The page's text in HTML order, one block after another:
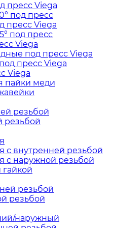
пресс Viega
под пресс
пресс Viega
под пресс
Viega
под пресс Viega
пресс Viega
Viega
пайки меди
резьбой
резьбой
с внутренней резьбой
с наружной резьбой
резьбой
резьбой
наружный